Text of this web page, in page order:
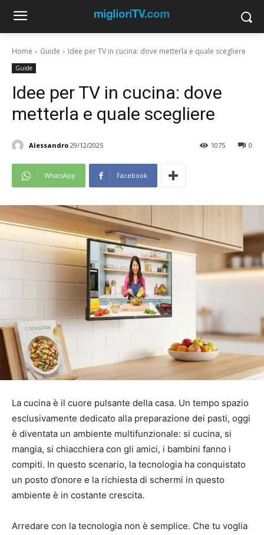
Home Guide Idee per TV in cucina: dove metterla e quale scegliere
Guide
Idee per TV in cucina: dove
metterla e quale scegliere
Alessandro 29/12/2025 0
1075
WhatsApp Facebook
La cucina è il cuore pulsante della casa. Un tempo spazio
esclusivamente dedicato alla preparazione dei pasti, oggi
è diventata un ambiente multifunzionale: si cucina, si
mangia, si chiacchiera con gli amici, i bambini fanno i
compiti. In questo scenario, la tecnologia ha conquistato
un posto d’onore e la richiesta di schermi in questo
ambiente è in costante crescita.
Arredare con la tecnologia non è semplice. Che tu voglia